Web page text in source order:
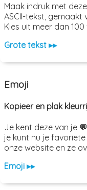
Maak indruk met
ASCII-tekst,
Kies uit meer dan
Grote tekst ▸▸
Emoji
Kopieer en plak
Je kent deze van je
je kunt nu je
onze website en ze
Emoji ▸▸